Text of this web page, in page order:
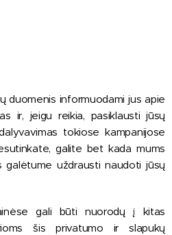
duomenis informuodami jus apie
ir, jeigu reikia, pasiklausti jūsų
tokiose kampanijose
galite bet kada mums
uždrausti naudoti jūsų
gali būti nuorodų į kitas
šis privatumo ir slapukų